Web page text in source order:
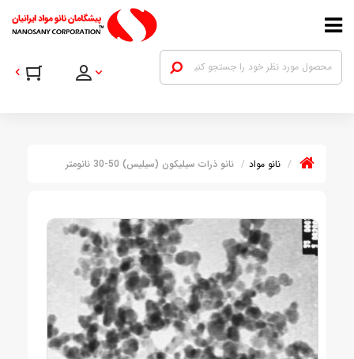
نانو مواد نانو ذرات سیلیکون (سیلیس) 50-30 نانومتر